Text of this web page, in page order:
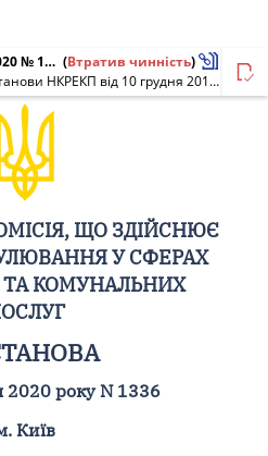
Постанова від 11.07.2020 № 1336 (Втратив чинність)
Про внесення змін до постанови НКРЕКП від 10 грудня 2019 року N 2675
ЩО ЗДІЙСНЮЄ
У СФЕРАХ
КОМУНАЛЬНИХ
2020 року N 1336
Київ